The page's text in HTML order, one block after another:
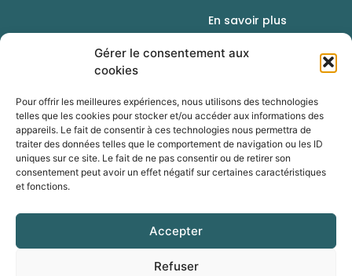
Gérer le consentement aux
cookies
Pour offrir les meilleures expériences, nous utilisons des technologies
telles que les cookies pour stocker et/ou accéder aux informations des
appareils. Le fait de consentir à ces technologies nous permettra de
traiter des données telles que le comportement de navigation ou les ID
uniques sur ce site. Le fait de ne pas consentir ou de retirer son
consentement peut avoir un effet négatif sur certaines caractéristiques
et fonctions.
Accepter
Refuser
En savoir plus
Contact
Une initiative de la Chambre d’agriculture du Rhône